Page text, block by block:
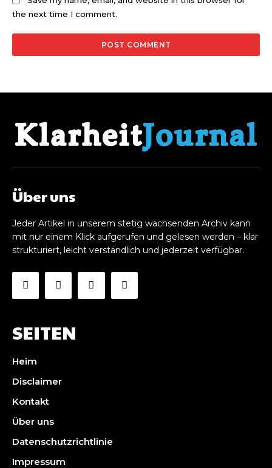
the next time I comment.
Über uns
Jeder Artikel in unserem stetig wachsenden Archiv kann
mit nur einem Klick aufgerufen und gelesen werden – klar
strukturiert, leicht verständlich und jederzeit verfügbar.
SEITEN
Heim
Disclaimer
Kontakt
Über uns
Datenschutzrichtlinie
Impressum